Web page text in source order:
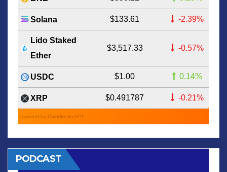
Solana $133.61 -2.39%
Lido Staked
Ether
$3,517.33 -0.57%
USDC $1.00 0.14%
XRP $0.491787 -0.21%
Powered by CoinGecko API
PODCAST